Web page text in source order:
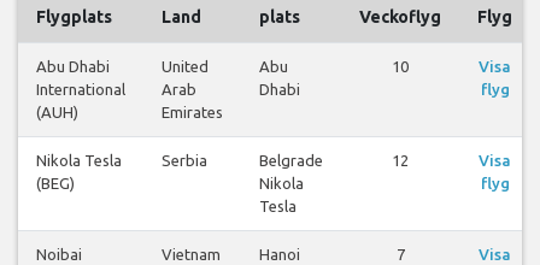
Flygplats Land plats Veckoflyg Flyg
Abu Dhabi
International
(AUH)
United
Arab
Emirates
Abu
Dhabi
10
Visa
flyg
Nikola Tesla
(BEG)
Serbia
Belgrade
Nikola
Tesla
12
Visa
flyg
Noibai
Vietnam Hanoi 7
Visa